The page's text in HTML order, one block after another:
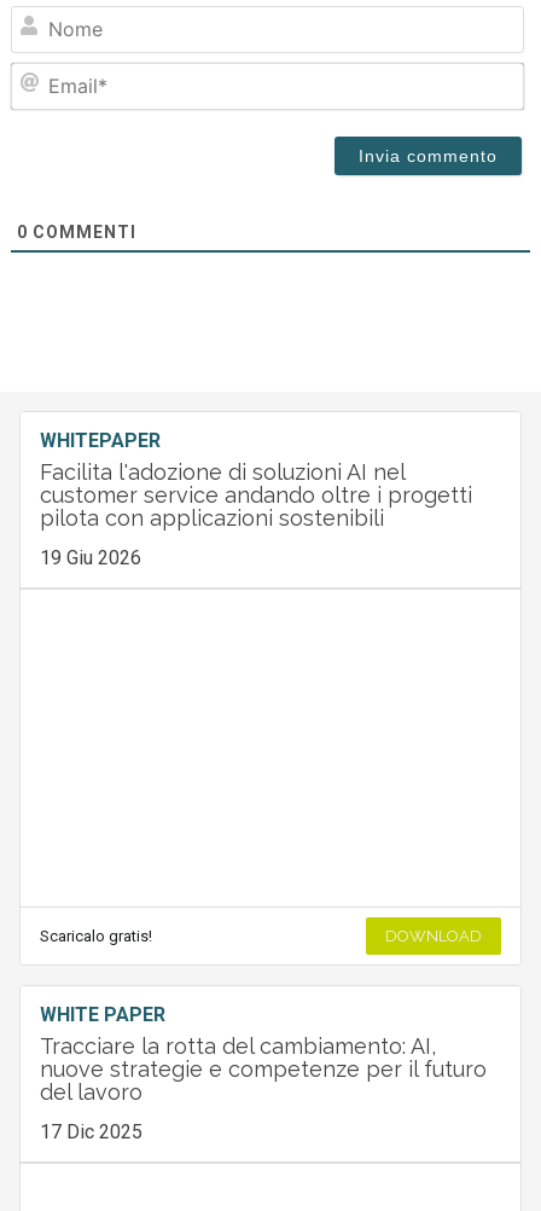
0 COMMENTI
WHITEPAPER
Facilita l'adozione di soluzioni AI nel
customer service andando oltre i progetti
pilota con applicazioni sostenibili
19 Giu 2026
Scaricalo gratis! DOWNLOAD
WHITE PAPER
Tracciare la rotta del cambiamento: AI,
nuove strategie e competenze per il futuro
del lavoro
17 Dic 2025